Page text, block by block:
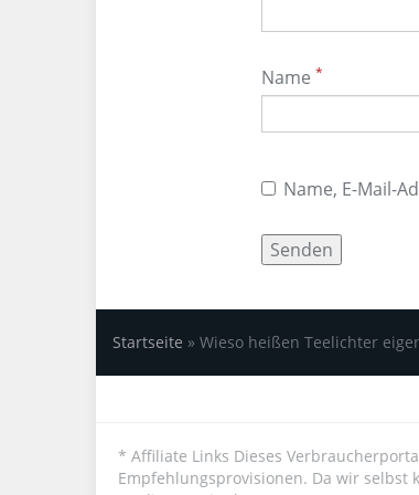
Name *
Name, E-Mail-
Startseite » Wieso heißen Teelichter
* Affiliate Links Dieses
Empfehlungsprovisionen. Da wir selbst